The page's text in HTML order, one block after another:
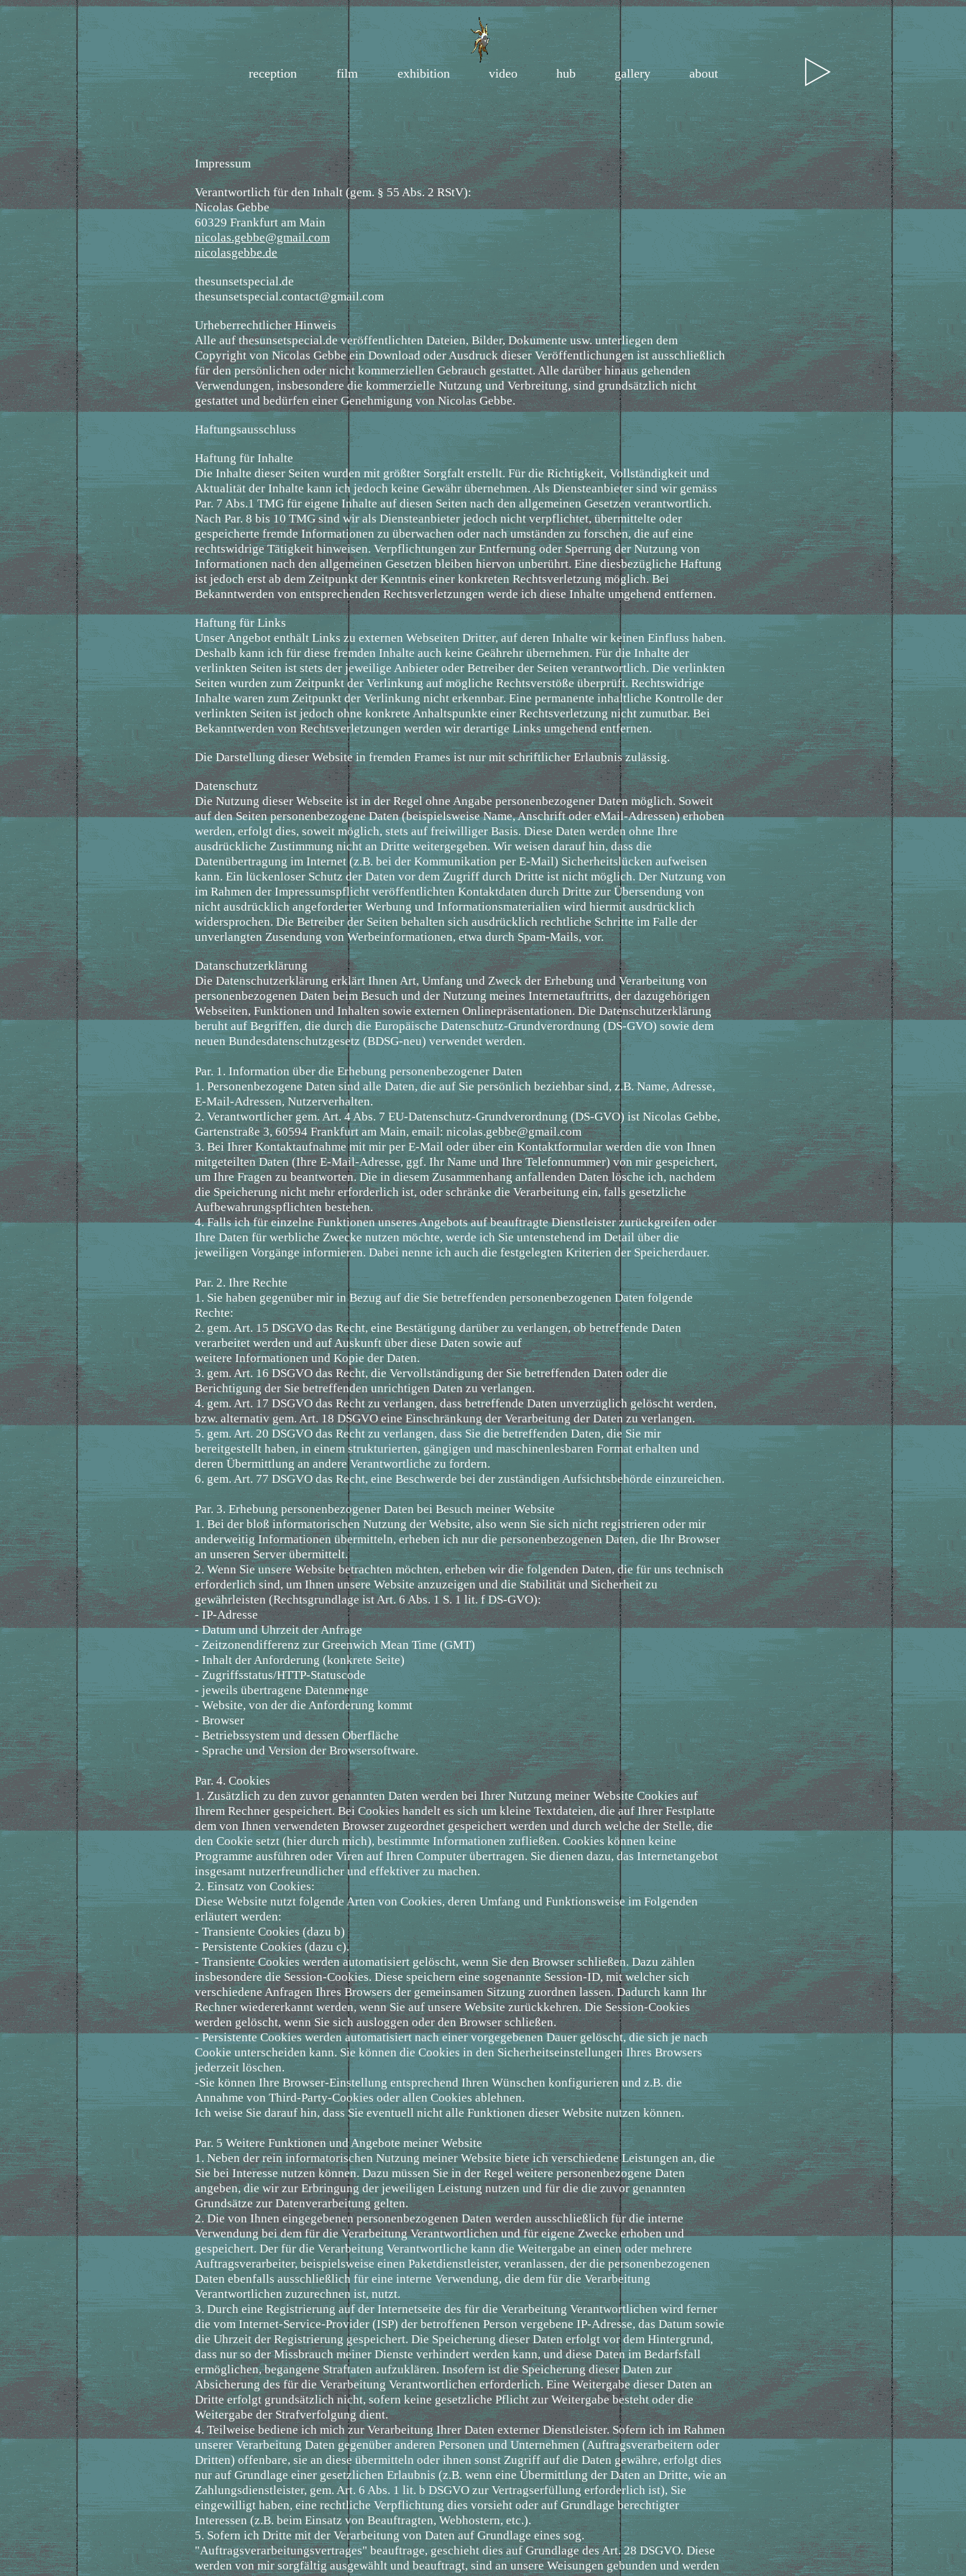
reception film exhibition video hub gallery about
Impressum
Verantwortlich für den Inhalt (gem. § 55 Abs. 2 RStV):
Nicolas Gebbe
60329 Frankfurt am Main
nicolas.gebbe@gmail.com
nicolasgebbe.de
thesunsetspecial.de
thesunsetspecial.contact@gmail.com
Urheberrechtlicher Hinweis
Alle auf thesunsetspecial.de veröffentlichten Dateien, Bilder, Dokumente usw. unterliegen dem
Copyright von Nicolas Gebbe ein Download oder Ausdruck dieser Veröffentlichungen ist ausschließlich
für den persönlichen oder nicht kommerziellen Gebrauch gestattet. Alle darüber hinaus gehenden
Verwendungen, insbesondere die kommerzielle Nutzung und Verbreitung, sind grundsätzlich nicht
gestattet und bedürfen einer Genehmigung von Nicolas Gebbe.
Haftungsausschluss
Haftung für Inhalte
Die Inhalte dieser Seiten wurden mit größter Sorgfalt erstellt. Für die Richtigkeit, Vollständigkeit und
Aktualität der Inhalte kann ich jedoch keine Gewähr übernehmen. Als Diensteanbieter sind wir gemäss
Par. 7 Abs.1 TMG für eigene Inhalte auf diesen Seiten nach den allgemeinen Gesetzen verantwortlich.
Nach Par. 8 bis 10 TMG sind wir als Diensteanbieter jedoch nicht verpflichtet, übermittelte oder
gespeicherte fremde Informationen zu überwachen oder nach umständen zu forschen, die auf eine
rechtswidrige Tätigkeit hinweisen. Verpflichtungen zur Entfernung oder Sperrung der Nutzung von
Informationen nach den allgemeinen Gesetzen bleiben hiervon unberührt. Eine diesbezügliche Haftung
ist jedoch erst ab dem Zeitpunkt der Kenntnis einer konkreten Rechtsverletzung möglich. Bei
Bekanntwerden von entsprechenden Rechtsverletzungen werde ich diese Inhalte umgehend entfernen.
Haftung für Links
Unser Angebot enthält Links zu externen Webseiten Dritter, auf deren Inhalte wir keinen Einfluss haben.
Deshalb kann ich für diese fremden Inhalte auch keine Geährehr übernehmen. Für die Inhalte der
verlinkten Seiten ist stets der jeweilige Anbieter oder Betreiber der Seiten verantwortlich. Die verlinkten
Seiten wurden zum Zeitpunkt der Verlinkung auf mögliche Rechtsverstöße überprüft. Rechtswidrige
Inhalte waren zum Zeitpunkt der Verlinkung nicht erkennbar. Eine permanente inhaltliche Kontrolle der
verlinkten Seiten ist jedoch ohne konkrete Anhaltspunkte einer Rechtsverletzung nicht zumutbar. Bei
Bekanntwerden von Rechtsverletzungen werden wir derartige Links umgehend entfernen.
Die Darstellung dieser Website in fremden Frames ist nur mit schriftlicher Erlaubnis zulässig.
Datenschutz
Die Nutzung dieser Webseite ist in der Regel ohne Angabe personenbezogener Daten möglich. Soweit
auf den Seiten personenbezogene Daten (beispielsweise Name, Anschrift oder eMail-Adressen) erhoben
werden, erfolgt dies, soweit möglich, stets auf freiwilliger Basis. Diese Daten werden ohne Ihre
ausdrückliche Zustimmung nicht an Dritte weitergegeben. Wir weisen darauf hin, dass die
Datenübertragung im Internet (z.B. bei der Kommunikation per E-Mail) Sicherheitslücken aufweisen
kann. Ein lückenloser Schutz der Daten vor dem Zugriff durch Dritte ist nicht möglich. Der Nutzung von
im Rahmen der Impressumspflicht veröffentlichten Kontaktdaten durch Dritte zur Übersendung von
nicht ausdrücklich angeforderter Werbung und Informationsmaterialien wird hiermit ausdrücklich
widersprochen. Die Betreiber der Seiten behalten sich ausdrücklich rechtliche Schritte im Falle der
unverlangten Zusendung von Werbeinformationen, etwa durch Spam-Mails, vor.
Datanschutzerklärung
Die Datenschutzerklärung erklärt Ihnen Art, Umfang und Zweck der Erhebung und Verarbeitung von
personenbezogenen Daten beim Besuch und der Nutzung meines Internetauftritts, der dazugehörigen
Webseiten, Funktionen und Inhalten sowie externen Onlinepräsentationen. Die Datenschutzerklärung
beruht auf Begriffen, die durch die Europäische Datenschutz-Grundverordnung (DS-GVO) sowie dem
neuen Bundesdatenschutzgesetz (BDSG-neu) verwendet werden.
Par. 1. Information über die Erhebung personenbezogener Daten
1. Personenbezogene Daten sind alle Daten, die auf Sie persönlich beziehbar sind, z.B. Name, Adresse,
E-Mail-Adressen, Nutzerverhalten.
2. Verantwortlicher gem. Art. 4 Abs. 7 EU-Datenschutz-Grundverordnung (DS-GVO) ist Nicolas Gebbe,
Gartenstraße 3, 60594 Frankfurt am Main, email: nicolas.gebbe@gmail.com
3. Bei Ihrer Kontaktaufnahme mit mir per E-Mail oder über ein Kontaktformular werden die von Ihnen
mitgeteilten Daten (Ihre E-Mail-Adresse, ggf. Ihr Name und Ihre Telefonnummer) von mir gespeichert,
um Ihre Fragen zu beantworten. Die in diesem Zusammenhang anfallenden Daten lösche ich, nachdem
die Speicherung nicht mehr erforderlich ist, oder schränke die Verarbeitung ein, falls gesetzliche
Aufbewahrungspflichten bestehen.
4. Falls ich für einzelne Funktionen unseres Angebots auf beauftragte Dienstleister zurückgreifen oder
Ihre Daten für werbliche Zwecke nutzen möchte, werde ich Sie untenstehend im Detail über die
jeweiligen Vorgänge informieren. Dabei nenne ich auch die festgelegten Kriterien der Speicherdauer.
Par. 2. Ihre Rechte
1. Sie haben gegenüber mir in Bezug auf die Sie betreffenden personenbezogenen Daten folgende
Rechte:
2. gem. Art. 15 DSGVO das Recht, eine Bestätigung darüber zu verlangen, ob betreffende Daten
verarbeitet werden und auf Auskunft über diese Daten sowie auf
weitere Informationen und Kopie der Daten.
3. gem. Art. 16 DSGVO das Recht, die Vervollständigung der Sie betreffenden Daten oder die
Berichtigung der Sie betreffenden unrichtigen Daten zu verlangen.
4. gem. Art. 17 DSGVO das Recht zu verlangen, dass betreffende Daten unverzüglich gelöscht werden,
bzw. alternativ gem. Art. 18 DSGVO eine Einschränkung der Verarbeitung der Daten zu verlangen.
5. gem. Art. 20 DSGVO das Recht zu verlangen, dass Sie die betreffenden Daten, die Sie mir
bereitgestellt haben, in einem strukturierten, gängigen und maschinenlesbaren Format erhalten und
deren Übermittlung an andere Verantwortliche zu fordern.
6. gem. Art. 77 DSGVO das Recht, eine Beschwerde bei der zuständigen Aufsichtsbehörde einzureichen.
Par. 3. Erhebung personenbezogener Daten bei Besuch meiner Website
1. Bei der bloß informatorischen Nutzung der Website, also wenn Sie sich nicht registrieren oder mir
anderweitig Informationen übermitteln, erheben ich nur die personenbezogenen Daten, die Ihr Browser
an unseren Server übermittelt.
2. Wenn Sie unsere Website betrachten möchten, erheben wir die folgenden Daten, die für uns technisch
erforderlich sind, um Ihnen unsere Website anzuzeigen und die Stabilität und Sicherheit zu
gewährleisten (Rechtsgrundlage ist Art. 6 Abs. 1 S. 1 lit. f DS-GVO):
- IP-Adresse
- Datum und Uhrzeit der Anfrage
- Zeitzonendifferenz zur Greenwich Mean Time (GMT)
- Inhalt der Anforderung (konkrete Seite)
- Zugriffsstatus/HTTP-Statuscode
- jeweils übertragene Datenmenge
- Website, von der die Anforderung kommt
- Browser
- Betriebssystem und dessen Oberfläche
- Sprache und Version der Browsersoftware.
Par. 4. Cookies
1. Zusätzlich zu den zuvor genannten Daten werden bei Ihrer Nutzung meiner Website Cookies auf
Ihrem Rechner gespeichert. Bei Cookies handelt es sich um kleine Textdateien, die auf Ihrer Festplatte
dem von Ihnen verwendeten Browser zugeordnet gespeichert werden und durch welche der Stelle, die
den Cookie setzt (hier durch mich), bestimmte Informationen zufließen. Cookies können keine
Programme ausführen oder Viren auf Ihren Computer übertragen. Sie dienen dazu, das Internetangebot
insgesamt nutzerfreundlicher und effektiver zu machen.
2. Einsatz von Cookies:
Diese Website nutzt folgende Arten von Cookies, deren Umfang und Funktionsweise im Folgenden
erläutert werden:
- Transiente Cookies (dazu b)
- Persistente Cookies (dazu c).
- Transiente Cookies werden automatisiert gelöscht, wenn Sie den Browser schließen. Dazu zählen
insbesondere die Session-Cookies. Diese speichern eine sogenannte Session-ID, mit welcher sich
verschiedene Anfragen Ihres Browsers der gemeinsamen Sitzung zuordnen lassen. Dadurch kann Ihr
Rechner wiedererkannt werden, wenn Sie auf unsere Website zurückkehren. Die Session-Cookies
werden gelöscht, wenn Sie sich ausloggen oder den Browser schließen.
- Persistente Cookies werden automatisiert nach einer vorgegebenen Dauer gelöscht, die sich je nach
Cookie unterscheiden kann. Sie können die Cookies in den Sicherheitseinstellungen Ihres Browsers
jederzeit löschen.
-Sie können Ihre Browser-Einstellung entsprechend Ihren Wünschen konfigurieren und z.B. die
Annahme von Third-Party-Cookies oder allen Cookies ablehnen.
Ich weise Sie darauf hin, dass Sie eventuell nicht alle Funktionen dieser Website nutzen können.
Par. 5 Weitere Funktionen und Angebote meiner Website
1. Neben der rein informatorischen Nutzung meiner Website biete ich verschiedene Leistungen an, die
Sie bei Interesse nutzen können. Dazu müssen Sie in der Regel weitere personenbezogene Daten
angeben, die wir zur Erbringung der jeweiligen Leistung nutzen und für die die zuvor genannten
Grundsätze zur Datenverarbeitung gelten.
2. Die von Ihnen eingegebenen personenbezogenen Daten werden ausschließlich für die interne
Verwendung bei dem für die Verarbeitung Verantwortlichen und für eigene Zwecke erhoben und
gespeichert. Der für die Verarbeitung Verantwortliche kann die Weitergabe an einen oder mehrere
Auftragsverarbeiter, beispielsweise einen Paketdienstleister, veranlassen, der die personenbezogenen
Daten ebenfalls ausschließlich für eine interne Verwendung, die dem für die Verarbeitung
Verantwortlichen zuzurechnen ist, nutzt.
3. Durch eine Registrierung auf der Internetseite des für die Verarbeitung Verantwortlichen wird ferner
die vom Internet-Service-Provider (ISP) der betroffenen Person vergebene IP-Adresse, das Datum sowie
die Uhrzeit der Registrierung gespeichert. Die Speicherung dieser Daten erfolgt vor dem Hintergrund,
dass nur so der Missbrauch meiner Dienste verhindert werden kann, und diese Daten im Bedarfsfall
ermöglichen, begangene Straftaten aufzuklären. Insofern ist die Speicherung dieser Daten zur
Absicherung des für die Verarbeitung Verantwortlichen erforderlich. Eine Weitergabe dieser Daten an
Dritte erfolgt grundsätzlich nicht, sofern keine gesetzliche Pflicht zur Weitergabe besteht oder die
Weitergabe der Strafverfolgung dient.
4. Teilweise bediene ich mich zur Verarbeitung Ihrer Daten externer Dienstleister. Sofern ich im Rahmen
unserer Verarbeitung Daten gegenüber anderen Personen und Unternehmen (Auftragsverarbeitern oder
Dritten) offenbare, sie an diese übermitteln oder ihnen sonst Zugriff auf die Daten gewähre, erfolgt dies
nur auf Grundlage einer gesetzlichen Erlaubnis (z.B. wenn eine Übermittlung der Daten an Dritte, wie an
Zahlungsdienstleister, gem. Art. 6 Abs. 1 lit. b DSGVO zur Vertragserfüllung erforderlich ist), Sie
eingewilligt haben, eine rechtliche Verpflichtung dies vorsieht oder auf Grundlage berechtigter
Interessen (z.B. beim Einsatz von Beauftragten, Webhostern, etc.).
5. Sofern ich Dritte mit der Verarbeitung von Daten auf Grundlage eines sog.
"Auftragsverarbeitungsvertrages" beauftrage, geschieht dies auf Grundlage des Art. 28 DSGVO. Diese
werden von mir sorgfältig ausgewählt und beauftragt, sind an unsere Weisungen gebunden und werden